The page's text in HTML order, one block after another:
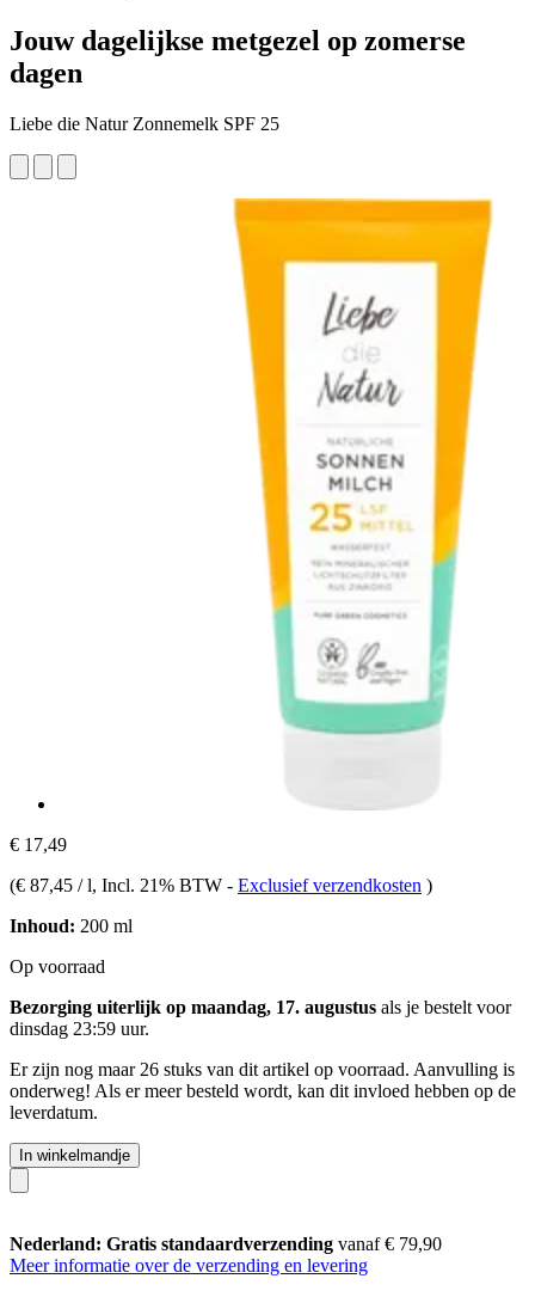
Jouw dagelijkse metgezel op zomerse
dagen
Liebe die Natur Zonnemelk SPF 25
€ 17,49
(€ 87,45 / l, Incl. 21% BTW - Exclusief verzendkosten )
Inhoud: 200 ml
Op voorraad
Bezorging uiterlijk op maandag, 17. augustus als je bestelt voor
dinsdag 23:59 uur.
Er zijn nog maar 26 stuks van dit artikel op voorraad. Aanvulling is
onderweg! Als er meer besteld wordt, kan dit invloed hebben op de
leverdatum.
In winkelmandje
Nederland: Gratis standaardverzending vanaf € 79,90
Meer informatie over de verzending en levering